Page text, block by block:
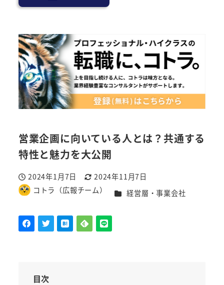
営業企画に向いている人とは？共通する
特性と魅力を大公開
投稿日
2024年1月7日
更新日
2024年11月7日
著
コトラ（広報チーム） カテゴリー
経営層・事業会社
目次